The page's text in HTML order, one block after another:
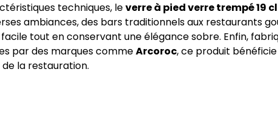
techniques, leverre à pied verre trempé 19
ambiances, des bars traditionnels aux restaurants
tout en conservant une élégance sobre. Enfin,
par des marques commeArcoroc, ce produit
la restauration.